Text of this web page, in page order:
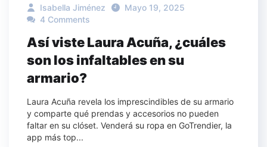
Isabella Jiménez
Mayo 19, 2025
4 Comments
Así viste Laura Acuña, ¿cuáles
son los infaltables en su
armario?
Laura Acuña revela los imprescindibles de su armario
y comparte qué prendas y accesorios no pueden
faltar en su clóset. Venderá su ropa en GoTrendier, la
app más top...